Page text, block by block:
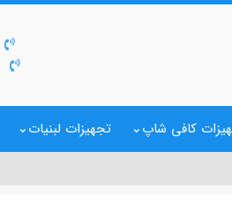
کافی شاپ تجهیزات لبنیات